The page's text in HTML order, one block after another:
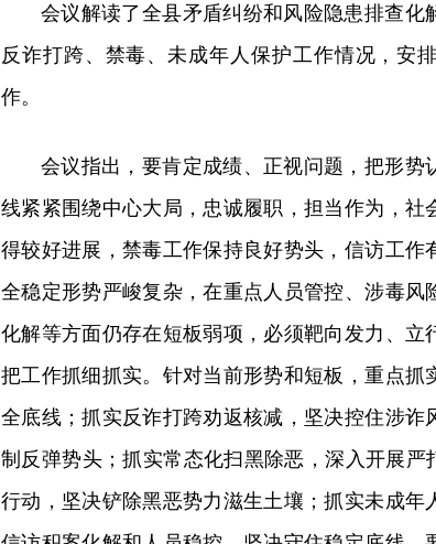
会议解读了全县矛盾纠纷和风险隐患排查化
反诈打跨、禁毒、未成年人保护工作情况，安
作。
会议指出，要肯定成绩、正视问题，把形势
线紧紧围绕中心大局，忠诚履职，担当作为，社
得较好进展，禁毒工作保持良好势头，信访工作
全稳定形势严峻复杂，在重点人员管控、涉毒风
化解等方面仍存在短板弱项，必须靶向发力、立
把工作抓细抓实。针对当前形势和短板，重点抓
全底线；抓实反诈打跨劝返核减，坚决控住涉诈
制反弹势头；抓实常态化扫黑除恶，深入开展严
行动，坚决铲除黑恶势力滋生土壤；抓实未成年